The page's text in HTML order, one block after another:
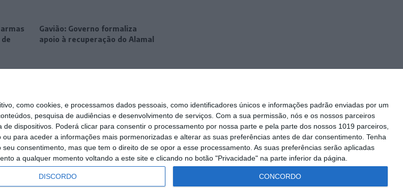
como cookies, e processamos dados pessoais, como identificadores únicos e informações padrão enviadas por um
pesquisa de audiências e desenvolvimento de serviços. Com a sua permissão, nós e os nossos parceiros
dispositivos. Poderá clicar para consentir o processamento por nossa parte e pela parte dos nossos 1019 parceiros,
para aceder a informações mais pormenorizadas e alterar as suas preferências antes de dar consentimento. Tenha
consentimento, mas que tem o direito de se opor a esse processamento. As suas preferências serão aplicadas
a qualquer momento voltando a este site e clicando no botão "Privacidade" na parte inferior da página.
DISCORDO CONCORDO
armas
Gavião: Governo formaliza
apoio à recuperação do Alamal
Siga-nos